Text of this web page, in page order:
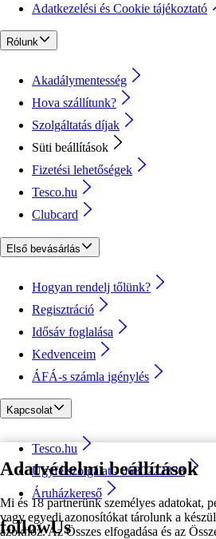
Adatvédelmi beállítások
Mi és 18 partnerünk személyes adatokat,
vagy egyedi azonosítókat tárolunk a
azokhoz. Az Összes elfogadása és az
Adatkezelési és Cookie tájékoztató
Rólunk
Akadálymentesség
Hova szállítunk?
Szolgáltatás díjak
Süti beállítások
Fizetési lehetőségek
Tesco.hu
Clubcard
Első bevásárlás
Hogyan rendelj tőlünk?
Regisztráció
Idősáv foglalása
Kedvenceim
ÁFÁ-s számla igénylés
Kapcsolat
Tesco.hu
Ügyfélszolgálat - 0680222333
Áruházkereső
followUs